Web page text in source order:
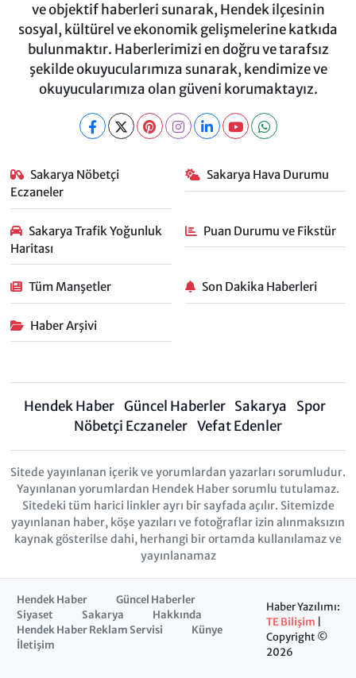
ve objektif haberleri sunarak, Hendek ilçesinin
sosyal, kültürel ve ekonomik gelişmelerine katkıda
bulunmaktır. Haberlerimizi en doğru ve tarafsız
şekilde okuyucularımıza sunarak, kendimize ve
okuyucularımıza olan güveni korumaktayız.
Sakarya Nöbetçi
Eczaneler
Sakarya Hava Durumu
Sakarya Trafik Yoğunluk
Haritası
Puan Durumu ve Fikstür
Tüm Manşetler Son Dakika Haberleri
Haber Arşivi
Hendek Haber Güncel Haberler Sakarya
Spor
Nöbetçi Eczaneler Vefat Edenler
Sitede yayınlanan içerik ve yorumlardan yazarları sorumludur.
Yayınlanan yorumlardan Hendek Haber sorumlu tutulamaz.
Sitedeki tüm harici linkler ayrı bir sayfada açılır. Sitemizde
yayınlanan haber, köşe yazıları ve fotoğraflar izin alınmaksızın
kaynak gösterilse dahi, herhangi bir ortamda kullanılamaz ve
yayınlanamaz
Hendek Haber
Güncel Haberler
Siyaset
Sakarya
Hakkında
Hendek Haber Reklam Servisi
Künye
İletişim
Haber Yazılımı:
TE Bilişim
Copyright ©
2026